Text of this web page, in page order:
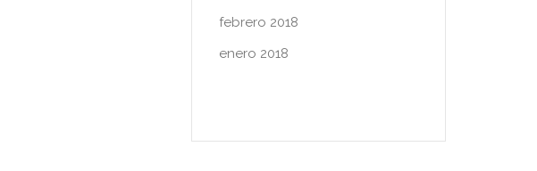
febrero 2018
enero 2018